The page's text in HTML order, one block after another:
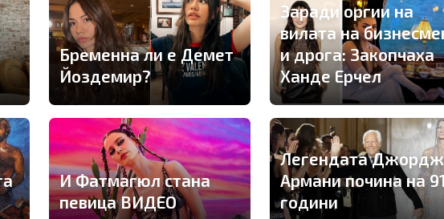
Бременна ли е Демет
Йоздемир?
Заради оргии на
вилата на
и дрога: Закопчаха
Ханде Ерчел
И Фатмагюл стана
певица ВИДЕО
Легендата
Армани почина на
години